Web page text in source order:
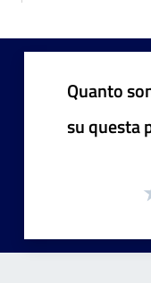
Quanto
su questa